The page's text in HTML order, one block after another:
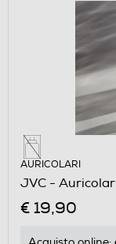
AURICOLARI
JVC -
€ 19,90